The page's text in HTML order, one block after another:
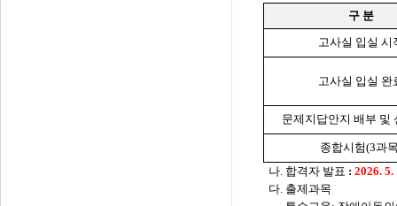
구 분
고사실 입실 시
고사실 입실 완
문제지답안지 배부 및
종합시험(3과
나. 합격자 발표 : 2026. 5.
​다. 출제과목